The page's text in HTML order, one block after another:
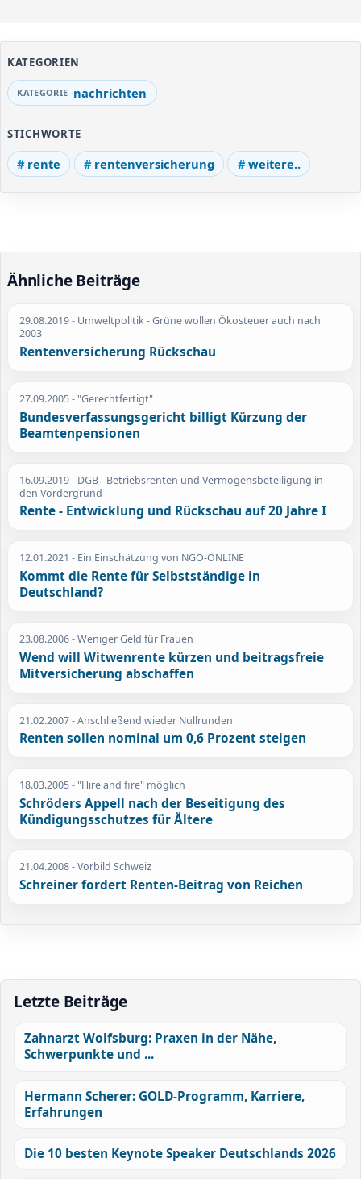
KATEGORIEN
nachrichten
STICHWORTE
rente rentenversicherung weitere..
Ähnliche Beiträge
29.08.2019- Umweltpolitik - Grüne wollen Ökosteuer auch nach
2003
Rentenversicherung Rückschau
27.09.2005- "Gerechtfertigt"
Bundesverfassungsgericht billigt Kürzung der
Beamtenpensionen
16.09.2019- DGB - Betriebsrenten und Vermögensbeteiligung in
den Vordergrund
Rente - Entwicklung und Rückschau auf 20 Jahre I
12.01.2021 - Ein Einschätzung von NGO-ONLINE
Kommt die Rente für Selbstständige in
Deutschland?
23.08.2006- Weniger Geld für Frauen
Wend will Witwenrente kürzen und beitragsfreie
Mitversicherung abschaffen
21.02.2007- Anschließend wieder Nullrunden
Renten sollen nominal um 0,6 Prozent steigen
18.03.2005- "Hire and fire" möglich
Schröders Appell nach der Beseitigung des
Kündigungsschutzes für Ältere
21.04.2008- Vorbild Schweiz
Schreiner fordert Renten-Beitrag von Reichen
Letzte Beiträge
Zahnarzt Wolfsburg: Praxen in der Nähe,
Schwerpunkte und ...
Hermann Scherer: GOLD-Programm, Karriere,
Erfahrungen
Die 10 besten Keynote Speaker Deutschlands 2026